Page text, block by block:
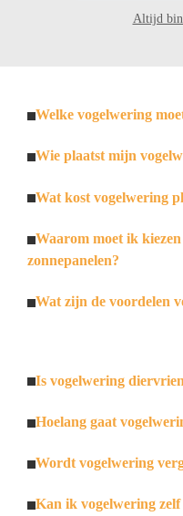
Altijd
Welke vogelwering
Wie plaatst mijn
Wat kost vogelwering
Waarom moet ik
zonnepanelen?
Wat zijn de voordelen
Is vogelwering
Hoelang gaat
Wordt vogelwering
Kan ik vogelwering zelf